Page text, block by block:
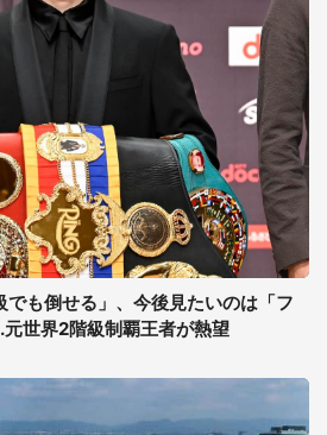
も倒せる」、今後見たいのは「フ
世界2階級制覇王者が熱望